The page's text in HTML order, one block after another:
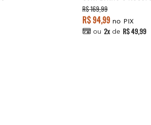
Salvatore
R$ 169,99
R$ 94,99 no PIX
ou 2x de R$ 49,99